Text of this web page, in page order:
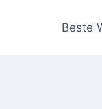
Beste